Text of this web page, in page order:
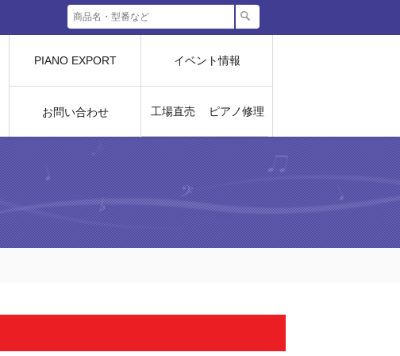
PIANO EXPORT
お問い合わせ
イベント情報
工場直売 ピアノ修理